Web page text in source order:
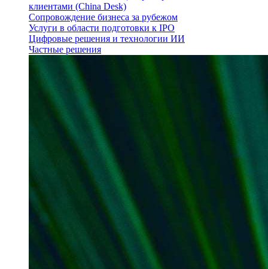
клиентами (China Desk)
Сопровождение бизнеса за рубежом
Услуги в области подготовки к IPO
Цифровые решения и технологии ИИ
Частные решения